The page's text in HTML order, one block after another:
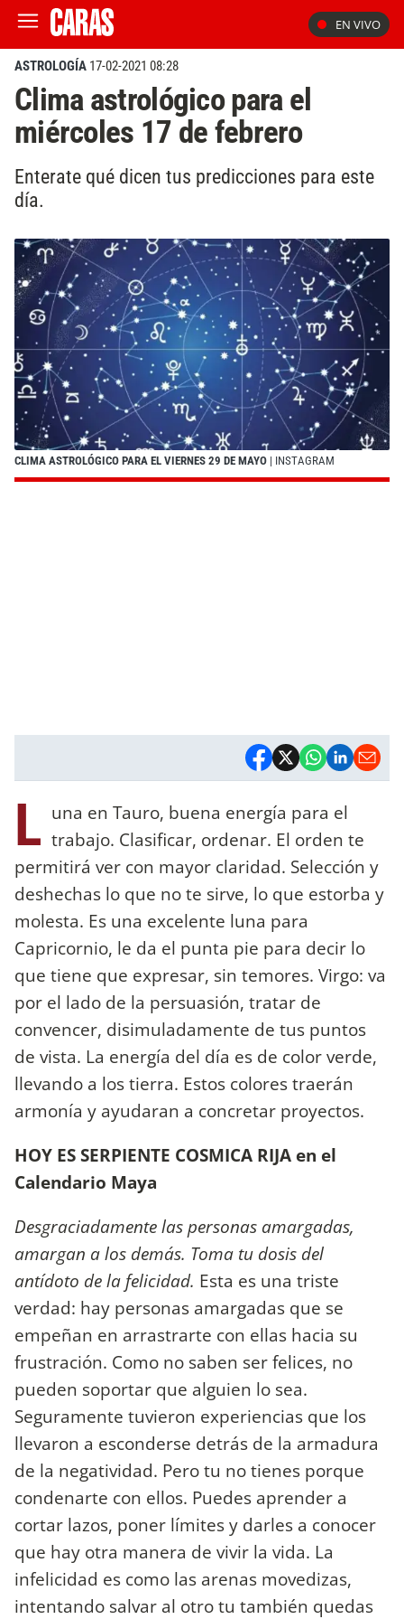
EN VIVO
ASTROLOGÍA 17-02-2021 08:28
Clima astrológico para el
miércoles 17 de febrero
Enterate qué dicen tus predicciones para este
día.
CLIMA ASTROLÓGICO PARA EL VIERNES 29 DE MAYO | INSTAGRAM
L una en Tauro, buena energía para el
trabajo. Clasificar, ordenar. El orden te
permitirá ver con mayor claridad. Selección y
deshechas lo que no te sirve, lo que estorba y
molesta. Es una excelente luna para
Capricornio, le da el punta pie para decir lo
que tiene que expresar, sin temores. Virgo: va
por el lado de la persuasión, tratar de
convencer, disimuladamente de tus puntos
de vista. La energía del día es de color verde,
llevando a los tierra. Estos colores traerán
armonía y ayudaran a concretar proyectos.
HOY ES SERPIENTE COSMICA RIJA en el
Calendario Maya
Desgraciadamente las personas amargadas,
amargan a los demás. Toma tu dosis del
antídoto de la felicidad. Esta es una triste
verdad: hay personas amargadas que se
empeñan en arrastrarte con ellas hacia su
frustración. Como no saben ser felices, no
pueden soportar que alguien lo sea.
Seguramente tuvieron experiencias que los
llevaron a esconderse detrás de la armadura
de la negatividad. Pero tu no tienes porque
condenarte con ellos. Puedes aprender a
cortar lazos, poner límites y darles a conocer
que hay otra manera de vivir la vida. La
infelicidad es como las arenas movedizas,
intentando salvar al otro tu también quedas